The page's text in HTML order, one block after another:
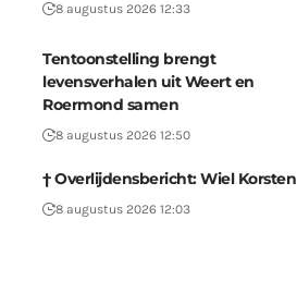
8 augustus 2026 12:33
Tentoonstelling brengt
levensverhalen uit Weert en
Roermond samen
8 augustus 2026 12:50
† Overlijdensbericht: Wiel Korsten
8 augustus 2026 12:03